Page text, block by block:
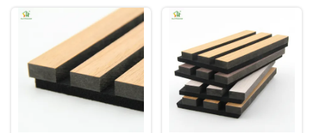
Thickness for Modern
Living Room
Soundproofing